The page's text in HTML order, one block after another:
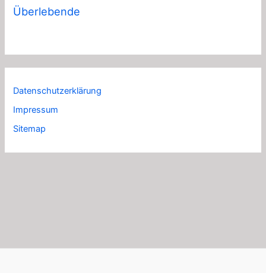
Überlebende
Datenschutzerklärung
Impressum
Sitemap